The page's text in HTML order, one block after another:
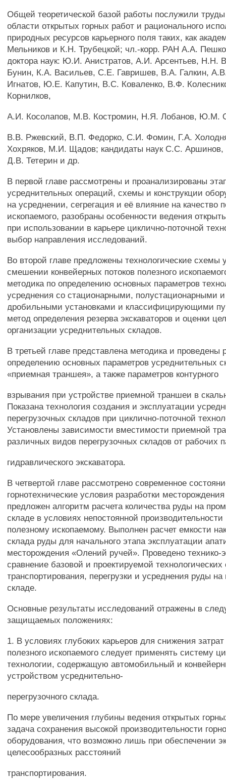
Общей теоретической базой работы послужили
области открытых горных работ и рационального
природных ресурсов карьерного поля таких, как
Мельников и К.Н. Трубецкой; чл.-корр. РАН A.A.
доктора наук: Ю.И. Анистратов, А.И. Арсентьев,
Бунин, К.А. Васильев, С.Е. Гавришев, В.А. Галкин,
Игнатов, Ю.Е. Капутин, B.C. Коваленко, В.Ф.
Корнилков,
A.И. Косолапов, М.В. Костромин, Н.Я. Лобанов, Ю.М.
B.В. Ржевский, В.П. Федорко, С.И. Фомин, Г.А.
Хохряков, М.И. Щадов; кандидаты наук С.С. Аршинов,
Д.В. Тетерин и др.
В первой главе рассмотрены и проанализированы
усреднительных операций, схемы и конструкции
на усреднении, сегрегация и её влияние на качество
ископаемого, разобраны особенности ведения
при использовании в карьере циклично-поточной
выбор направления исследований.
Во второй главе предложены технологические схемы
смешении конвейерных потоков полезного
методика по определению основных параметров
усреднения со стационарными, полустационарными
дробильными установками и классифицирующими
метод определения резерва экскаваторов и оценки
организации усреднительных складов.
В третьей главе представлена методика и проведены
определению основных параметров усреднительных
«приемная траншея», а также параметров контурного
взрывания при устройстве приемной траншеи в
Показана технология создания и эксплуатации
перегрузочных складов при циклично-поточной
Установлены зависимости вместимости приемной
различных видов перегрузочных складов от рабочих
гидравлического экскаватора.
В четвертой главе рассмотрено современное
горнотехнические условия разработки
предложен алгоритм расчета количества руды на
складе в условиях непостоянной производительности
полезному ископаемому. Выполнен расчет емкости
склада руды для начального этапа эксплуатации
месторождения «Олений ручей». Проведено технико-
сравнение базовой и проектируемой
транспортирования, перегрузки и усреднения руды
складе.
Основные результаты исследований отражены в
защищаемых положениях:
1. В условиях глубоких карьеров для снижения
полезного ископаемого следует применять систему
технологии, содержащую автомобильный и
устройством усреднительно-
перегрузочного склада.
По мере увеличения глубины ведения открытых
задача сохранения высокой производительности
оборудования, что возможно лишь при обеспечении
целесообразных расстояний
транспортирования.